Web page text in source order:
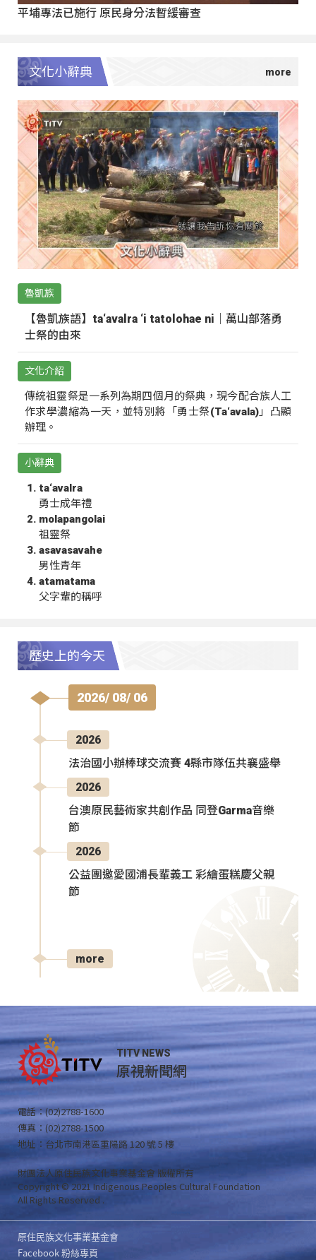
平埔專法已施行 原民身分法暫緩審查
文化小辭典
魯凱族
【魯凱族語】ta‘avalra ‘i tatolohae ni｜萬山部落勇
士祭的由來
文化介紹
傳統祖靈祭是一系列為期四個月的祭典，現今配合族人工
作求學濃縮為一天，並特別將「勇士祭(Ta‘avala)」凸顯
辦理。
小辭典
ta‘avalra
勇士成年禮
molapangolai
祖靈祭
asavasavahe
男性青年
atamatama
父字輩的稱呼
歷史上的今天
2026/ 08/ 06
2026
法治國小辦棒球交流賽 4縣市隊伍共襄盛舉
2026
台澳原民藝術家共創作品 同登Garma音樂
節
2026
公益團邀愛國浦長輩義工 彩繪蛋糕慶父親
節
more
TITV NEWS
原視新聞網
電話：(02)2788-1600
傳真：(02)2788-1500
地址：台北市南港區重陽路 120 號 5 樓
財團法人原住民族文化事業基金會 版權所有
Copyright © 2021 Indigenous Peoples Cultural Foundation
All Rights Reserved .
原住民族文化事業基金會
Facebook 粉絲專頁